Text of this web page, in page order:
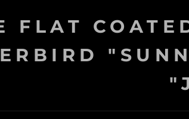
FLAT